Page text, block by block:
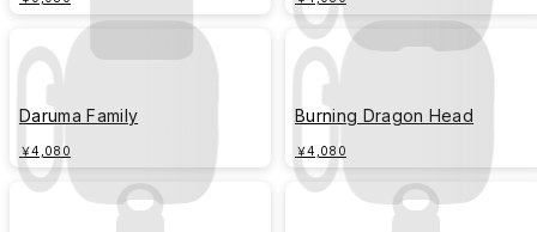
Daruma Family
￥4,080
Burning Dragon Head
￥4,080